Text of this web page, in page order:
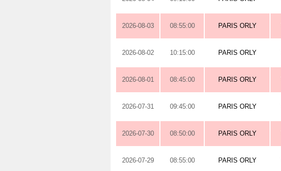
2026-08-03 08:55:00 PARIS ORLY
2026-08-02 10:15:00 PARIS ORLY
2026-08-01 08:45:00 PARIS ORLY
2026-07-31 09:45:00 PARIS ORLY
2026-07-30 08:50:00 PARIS ORLY
2026-07-29 08:55:00 PARIS ORLY